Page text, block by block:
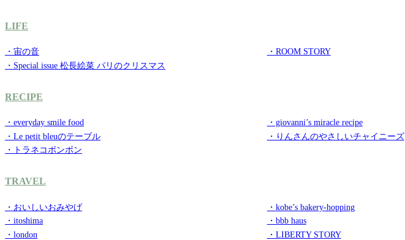
LIFE
・宙の音 ・ROOM STORY
・Special issue 松長絵菜 パリのクリスマス
RECIPE
・everyday smile food ・giovanni’s miracle recipe
・Le petit bleuのテーブル
・りんさんのやさしいチャイニーズ
・トラネコボンボン
TRAVEL
・おいしいおみやげ ・kobe’s bakery-hopping
・itoshima
・bbb haus
・london
・LIBERTY STORY